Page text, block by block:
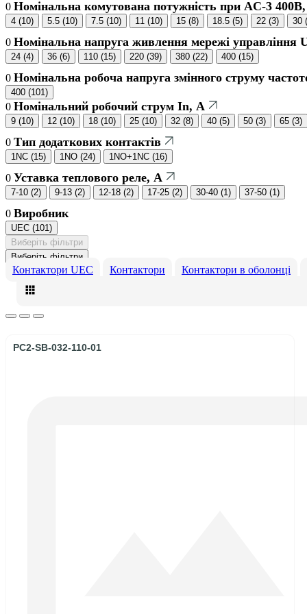
0 Номінальна комутована потужність при AC-3
4 (10) 5.5 (10) 7.5 (10) 11 (10) 15 (8) 18.5 (5) 22 (3) 30 (
0 Номінальна напруга живлення мережі управління
24 (4) 36 (6) 110 (15) 220 (39) 380 (22) 400 (15)
0 Номінальна робоча напруга змінного струму
400 (101)
0 Номінальний робочий струм In, А
9 (10) 12 (10) 18 (10) 25 (10) 32 (8) 40 (5) 50 (3) 65 (3)
0 Тип додаткових контактів
1NC (15) 1NO (24) 1NO+1NC (16)
0 Уставка теплового реле, А
7-10 (2) 9-13 (2) 12-18 (2) 17-25 (2) 30-40 (1) 37-50 (1)
0 Виробник
UEC (101)
Виберіть фільтри
Виберіть фільтри
Контактори UEC Контактори Контактори в оболонці
PC2-SB-032-110-01